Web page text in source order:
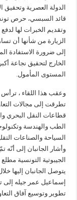
الدولة العصرية وتحقيق
قائد السبسي، حرص تونس
وتقديم الخبرات لها
الزيارة من شأنها أن
إلى ضرورة الاستفادة
الخارج لتحقيق نجاعة
المستوى المأمول.
وعقب هذا اللقاء ،
تطرقت إلى مجالات
قطاعات النقل البحري
الطب والهندسة
السياحة والصناعات
وأشار الجانبان إلى أنّه
يتوصل الجانبان إليها
إسماعيل عمر جيله إلى
تطوير وتوسيع آفاق